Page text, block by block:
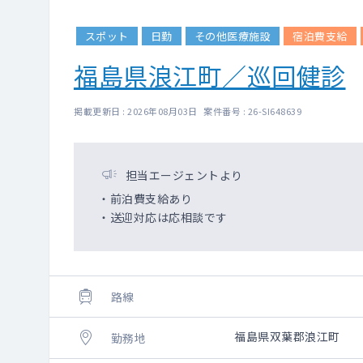
スポット 日勤 その他医療施設 宿泊費支給
福島県浪江町／巡回健診
掲載更新日 : 2026年08月03日 案件番号 : 26-SI648639
担当エージェントより
・前泊費支給あり
・送迎対応は応相談です
路線
勤務地 福島県双葉郡浪江町